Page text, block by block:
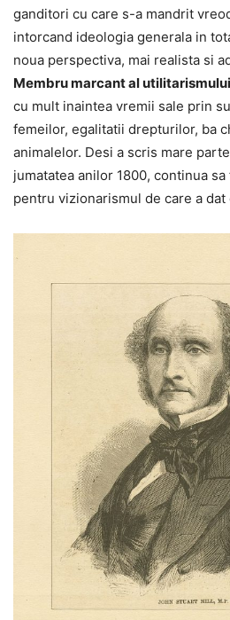
ganditori cu care s-a mandrit
intorcand ideologia generala in
noua perspectiva, mai realista si
Membru marcant al
cu mult inaintea vremii sale prin
femeilor, egalitatii drepturilor, ba
animalelor. Desi a scris mare
jumatatea anilor 1800, continua
pentru vizionarismul de care a dat